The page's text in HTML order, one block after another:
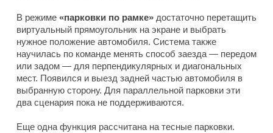
В режиме «парковки по рамке» достаточно перетащить
виртуальный прямоугольник на экране и выбрать
нужное положение автомобиля. Система также
научилась по команде менять способ заезда — передом
или задом — для перпендикулярных и диагональных
мест. Появился и выезд задней частью автомобиля в
выбранную сторону. Для параллельной парковки эти
два сценария пока не поддерживаются.
Еще одна функция рассчитана на тесные парковки.